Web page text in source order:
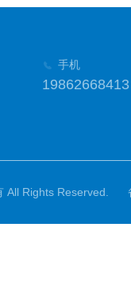
手机
19862668413
Rights Reserved.